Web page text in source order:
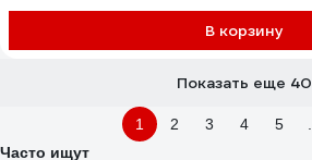
В корзину
Показать еще 40
1 2 3 4 5
Часто ищут